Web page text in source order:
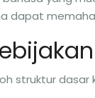
dapat
struktur dasar